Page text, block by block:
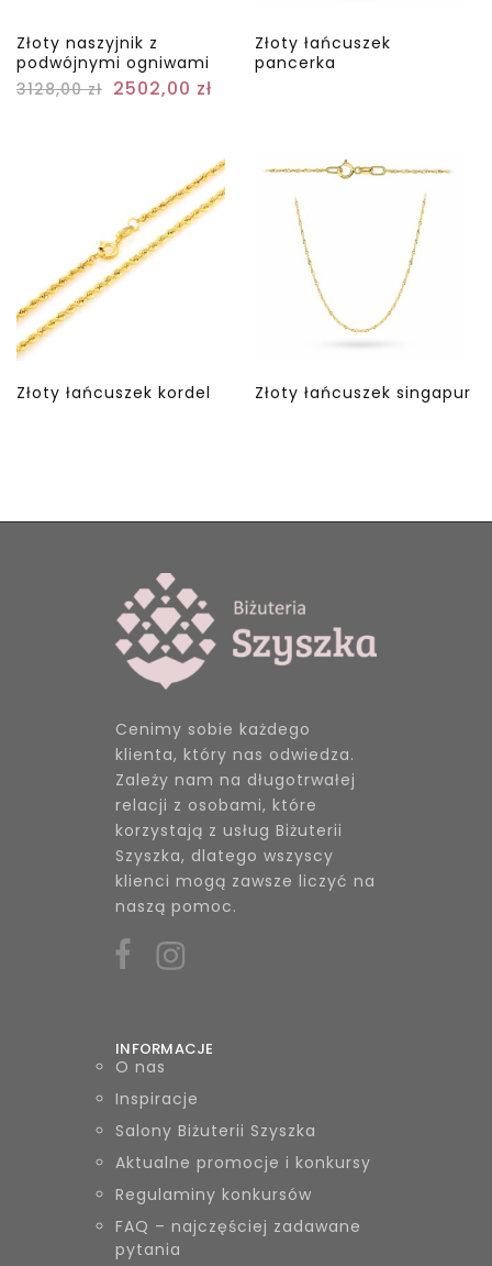
Złoty naszyjnik z
podwójnymi ogniwami
3128,00zł 2502,00 zł
Złoty łańcuszek
pancerka
Złoty łańcuszek kordel Złoty łańcuszek singapur
Cenimy sobie każdego
klienta, który nas odwiedza.
Zależy nam na długotrwałej
relacji z osobami, które
korzystają z usług Biżuterii
Szyszka, dlatego wszyscy
klienci mogą zawsze liczyć na
naszą pomoc.
INFORMACJE
O nas
Inspiracje
Salony Biżuterii Szyszka
Aktualne promocje i konkursy
Regulaminy konkursów
FAQ – najczęściej zadawane
pytania